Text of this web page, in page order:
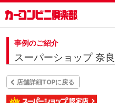
事例のご紹介
スーパーショップ 奈
店舗詳細TOPに戻る